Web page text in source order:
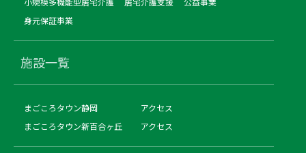
身元保証事業
施設一覧
まごころタウン静岡
アクセス
まごころタウン新百合ヶ丘
アクセス